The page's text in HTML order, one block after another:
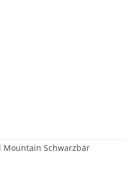
Mountain Schwarzbär